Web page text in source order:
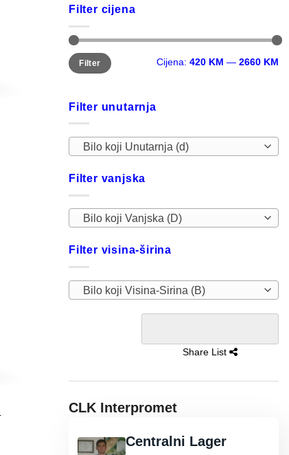
Filter cijena
Minimalna
cijena
Maksimalna
cijena
Filter Cijena: 420 KM — 2660 KM
Filter unutarnja
Bilo koji Unutarnja (d)
Filter vanjska
Bilo koji Vanjska (D)
Filter visina-širina
Bilo koji Visina-Sirina (B)
Share List
CLK Interpromet
Centralni Lager